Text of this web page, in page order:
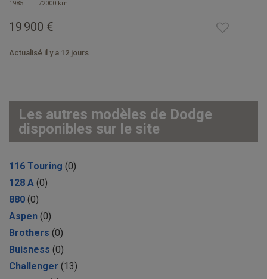
1985 72000 km
19 900 €
Actualisé il y a 12 jours
Les autres modèles de Dodge
disponibles sur le site
116 Touring (0)
128 A (0)
880 (0)
Aspen (0)
Brothers (0)
Buisness (0)
Challenger (13)